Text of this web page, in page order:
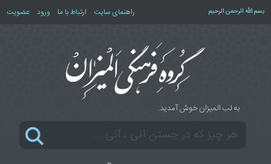
بسم الله الرحمن الرحیم راهنمای سایت ارتباط با ما ورود عضویت
به لب المیزان خوش آمدید.